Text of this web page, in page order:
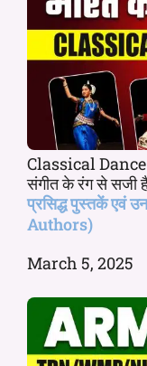
Classical Dance
संगीत के रंग से सजी
प्रसिद्ध पुस्तकें
Authors)
March 5, 2025